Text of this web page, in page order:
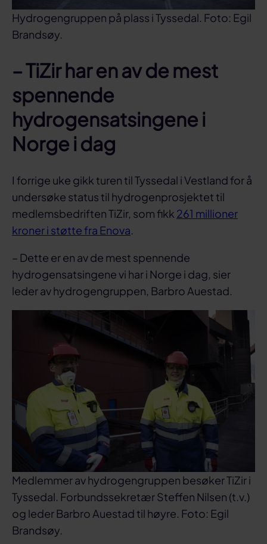
Hydrogengruppen på plass i Tyssedal. Foto: Egil
Brandsøy.
– TiZir har en av de mest
spennende
hydrogensatsingene i
Norge i dag
I forrige uke gikk turen til Tyssedal i Vestland for å
undersøke status til hydrogenprosjektet til
medlemsbedriften TiZir, som fikk 261 millioner
kroner i støtte fra Enova.
– Dette er en av de mest spennende
hydrogensatsingene vi har i Norge i dag, sier
leder av hydrogengruppen, Barbro Auestad.
Medlemmer av hydrogengruppen besøker TiZir i
Tyssedal. Forbundssekretær Steffen Nilsen (t.v.)
og leder Barbro Auestad til høyre. Foto: Egil
Brandsøy.